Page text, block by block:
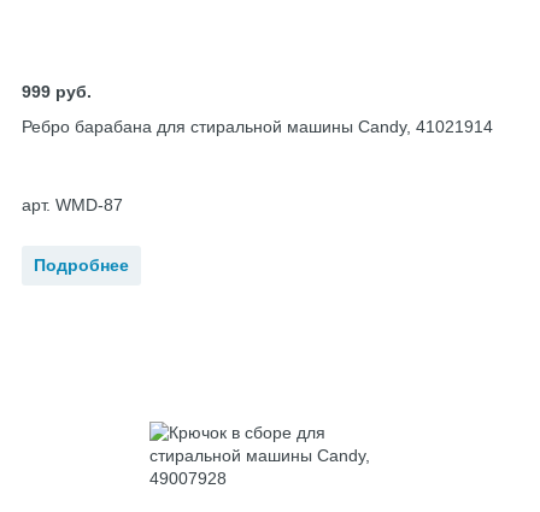
999 руб.
Ребро барабана для стиральной машины Candy, 41021914
арт. WMD-87
Подробнее